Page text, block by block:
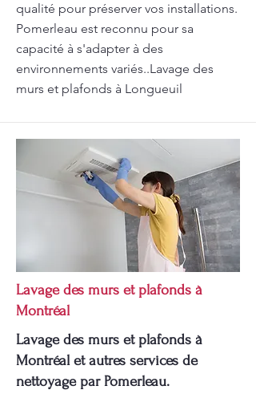
qualité pour préserver vos installations.
Pomerleau est reconnu pour sa
capacité à s'adapter à des
environnements variés..Lavage des
murs et plafonds à Longueuil
Lavage des murs et plafonds à
Montréal
Lavage des murs et plafonds à
Montréal et autres services de
nettoyage par Pomerleau.